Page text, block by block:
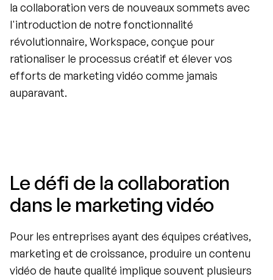
la collaboration vers de nouveaux sommets avec
l'introduction de notre fonctionnalité
révolutionnaire, Workspace, conçue pour
rationaliser le processus créatif et élever vos
efforts de marketing vidéo comme jamais
auparavant.
Le défi de la collaboration
dans le marketing vidéo
Pour les entreprises ayant des équipes créatives,
marketing et de croissance, produire un contenu
vidéo de haute qualité implique souvent plusieurs